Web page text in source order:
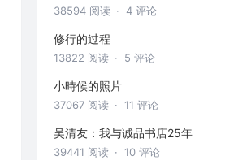
38594 阅读 · 4 评论
修行的过程
13822 阅读 · 5 评论
小時候的照片
37067 阅读 · 11 评论
吴清友：我与诚品书店25年
39441 阅读 · 10 评论